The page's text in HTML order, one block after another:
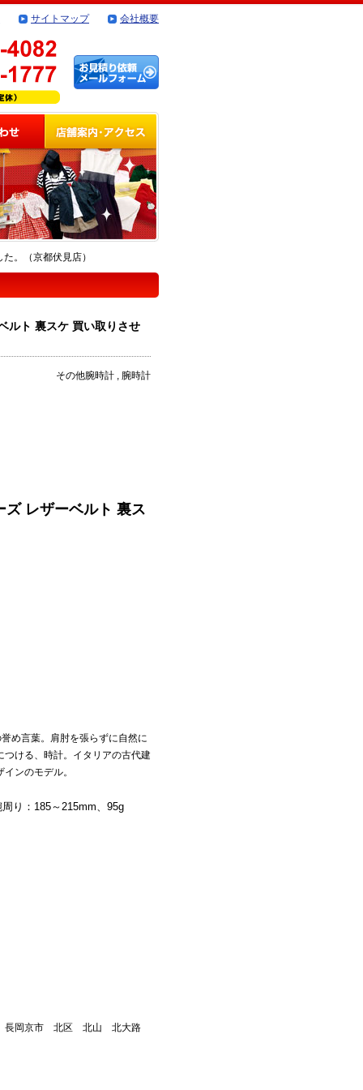
サイトマップ 会社概要
。（京都伏見店）
ルト 裏スケ 買い取りさせ
その他腕時計 , 腕時計
レザーベルト 裏ス
め言葉。肩肘を張らずに自然に
つける、時計。イタリアの古代建
ンのモデル。
り：185～215mm、95g
岡京市 北区 北山 北大路